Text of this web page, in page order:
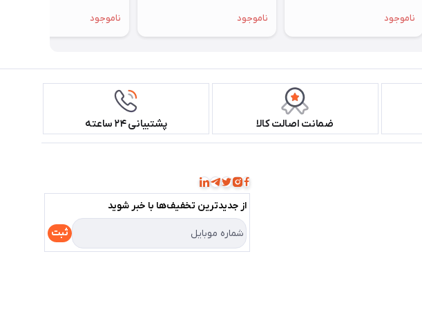
ناموجود
ناموجود ناموجود
ضمانت اصالت کالا پشتیبانی ۲۴ ساعته
از جدید‌ترین تخفیف‌ها با‌ خبر شوید
ثبت